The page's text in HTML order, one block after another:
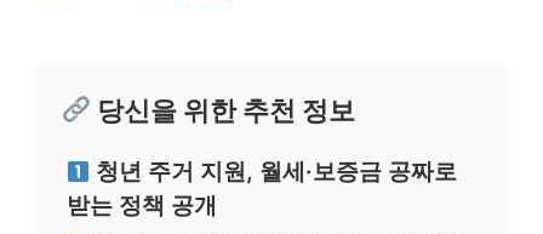
당신을 위한 추천 정보
청년 주거 지원, 월세·보증금 공짜로
받는 정책 공개